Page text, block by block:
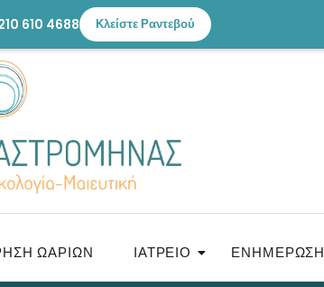
ΩΑΡΊΩΝ ΙΑΤΡΕΊΟ ΕΝΗΜΈΡΩΣΗ
610 4688 Κλείστε Ραντεβού